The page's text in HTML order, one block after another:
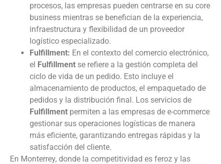
procesos, las empresas pueden centrarse en su core
business mientras se benefician de la experiencia,
infraestructura y flexibilidad de un proveedor
logístico especializado.
Fulfillment: En el contexto del comercio electrónico,
el Fulfillment se refiere a la gestión completa del
ciclo de vida de un pedido. Esto incluye el
almacenamiento de productos, el empaquetado de
pedidos y la distribución final. Los servicios de
Fulfillment permiten a las empresas de e-commerce
gestionar sus operaciones logísticas de manera
más eficiente, garantizando entregas rápidas y la
satisfacción del cliente.
En Monterrey, donde la competitividad es feroz y las